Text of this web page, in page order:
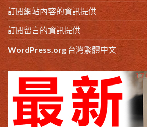
訂閱網站內容的資訊提供
訂閱留言的資訊提供
WordPress.org 台灣繁體中文